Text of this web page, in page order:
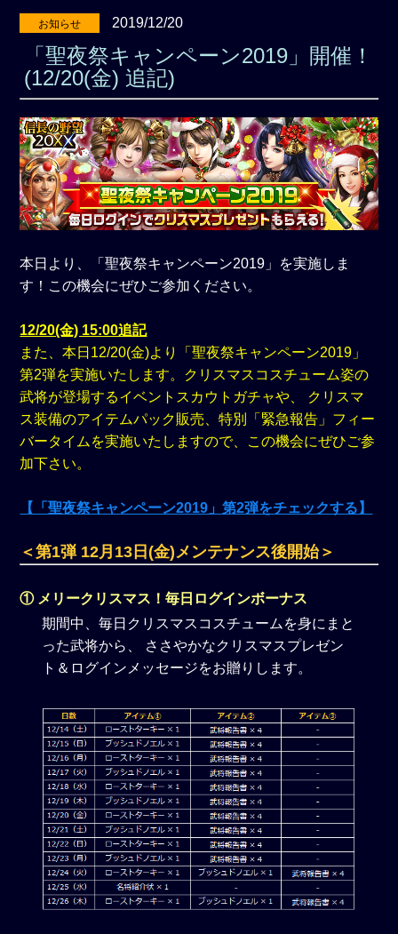
お知らせ 2019/12/20
「聖夜祭キャンペーン2019」開催！
(12/20(金) 追記)
本日より、「聖夜祭キャンペーン2019」を実施しま
す！この機会にぜひご参加ください。
12/20(金) 15:00追記
また、本日12/20(金)より「聖夜祭キャンペーン2019」
第2弾を実施いたします。クリスマスコスチューム姿の
武将が登場するイベントスカウトガチャや、 クリスマ
ス装備のアイテムパック販売、特別「緊急報告」フィー
バータイムを実施いたしますので、この機会にぜひご参
加下さい。
【「聖夜祭キャンペーン2019」第2弾をチェックする】
＜第1弾 12月13日(金)メンテナンス後開始＞
① メリークリスマス！毎日ログインボーナス
期間中、毎日クリスマスコスチュームを身にまと
った武将から、 ささやかなクリスマスプレゼン
ト＆ログインメッセージをお贈りします。